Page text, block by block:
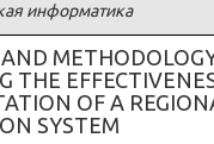
информатика
THE
OF A
SYSTEM